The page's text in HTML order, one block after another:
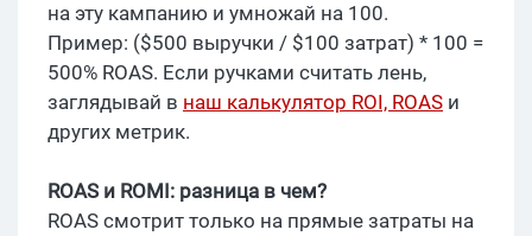
на эту кампанию и умножай на 100.
Пример: ($500 выручки / $100 затрат) * 100 =
500% ROAS. Если ручками считать лень,
заглядывай в наш калькулятор ROI, ROAS и
других метрик.
ROAS и ROMI: разница в чем?
ROAS смотрит только на прямые затраты на